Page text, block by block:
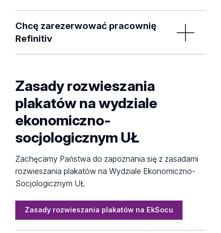
Chcę zarezerwować pracownię
Refinitiv
Zasady rozwieszania
plakatów na wydziale
ekonomiczno-
socjologicznym UŁ
Zachęcamy Państwa do zapoznania się z zasadami
rozwieszania plakatów na Wydziale Ekonomiczno-
Socjologicznym UŁ
Zasady rozwieszania plakatów na EkSocu